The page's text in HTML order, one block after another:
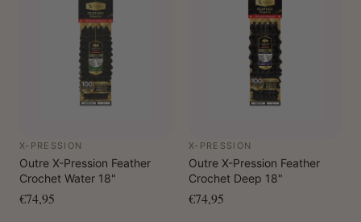
X-PRESSION
Outre X-Pression Feather
Crochet Water 18"
€74,95
X-PRESSION
Outre X-Pression Feather
Crochet Deep 18"
€74,95